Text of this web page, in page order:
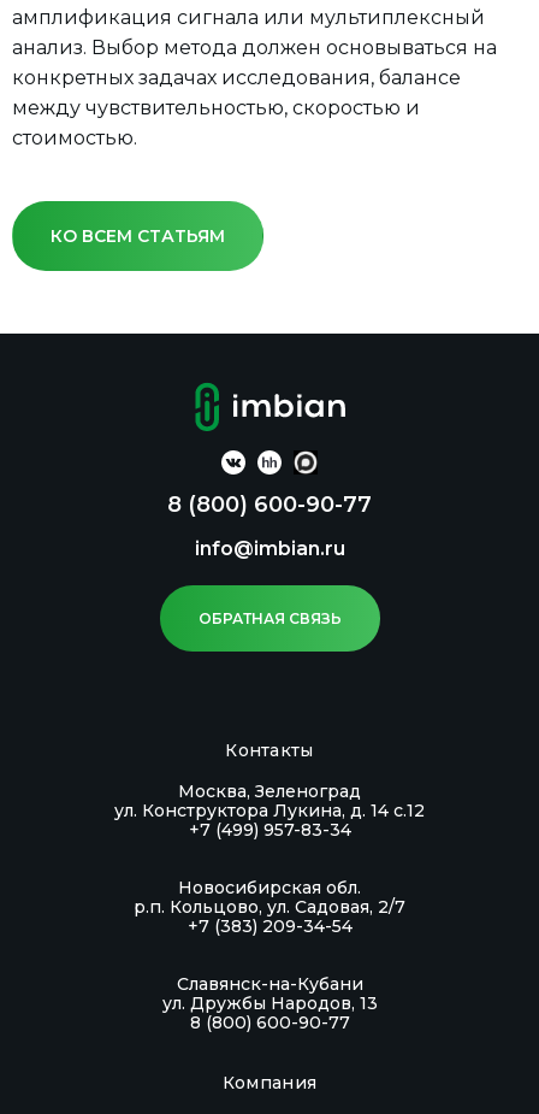
амплификация сигнала или мультиплексный
анализ. Выбор метода должен основываться на
конкретных задачах исследования, балансе
между чувствительностью, скоростью и
стоимостью.
КО ВСЕМ СТАТЬЯМ
8 (800) 600-90-77
info@imbian.ru
ОБРАТНАЯ СВЯЗЬ
Компания
Контакты
Москва, Зеленоград
ул. Конструктора Лукина, д. 14 с.12
+7 (499) 957-83-34
Новосибирская обл.
р.п. Кольцово, ул. Садовая, 2/7
+7 (383) 209-34-54
Славянск-на-Кубани
ул. Дружбы Народов, 13
8 (800) 600-90-77